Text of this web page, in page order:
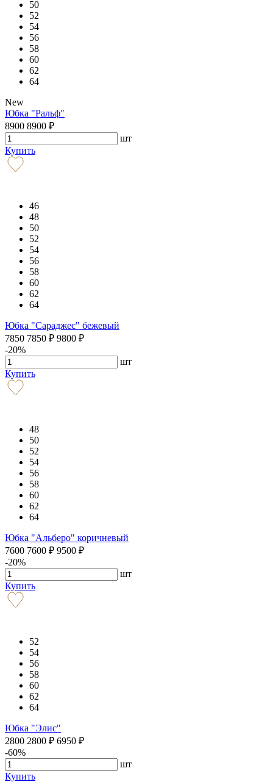
50
52
54
56
58
60
62
64
New
Юбка "Ральф"
8900 8900 ₽
шт
Купить
46
48
50
52
54
56
58
60
62
64
Юбка "Сараджес" бежевый
7850 7850 ₽ 9800 ₽
-20%
шт
Купить
48
50
52
54
56
58
60
62
64
Юбка "Альберо" коричневый
7600 7600 ₽ 9500 ₽
-20%
шт
Купить
52
54
56
58
60
62
64
Юбка "Элис"
2800 2800 ₽ 6950 ₽
-60%
шт
Купить